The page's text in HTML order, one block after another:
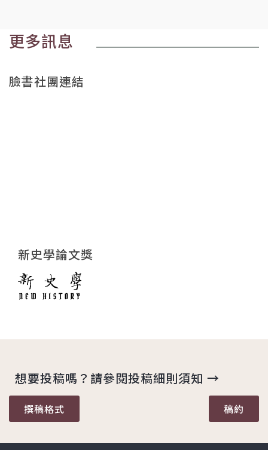
更多訊息
臉書社團連結
新史學論文獎
想要投稿嗎？請參閱投稿細則須知 →
撰稿格式 稿約